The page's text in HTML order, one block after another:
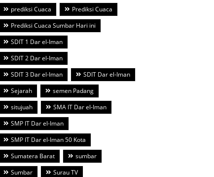
prediksi Cuaca
Prediksi Cuaca
Prediksi Cuaca Sumbar Hari ini
SDIT 1 Dar el-Iman
SDIT 2 Dar el-Iman
SDIT 3 Dar el-Iman
SDIT Dar el-Iman
Sejarah
semen Padang
situjuah
SMA IT Dar el-Iman
SMP IT Dar el-Iman
SMP IT Dar el-Iman 50 Kota
Sumatera Barat
sumbar
Sumbar
Surau TV